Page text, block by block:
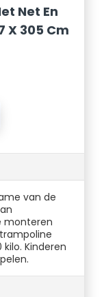
Net En
X 305 Cm
van de
monteren
Kinderen